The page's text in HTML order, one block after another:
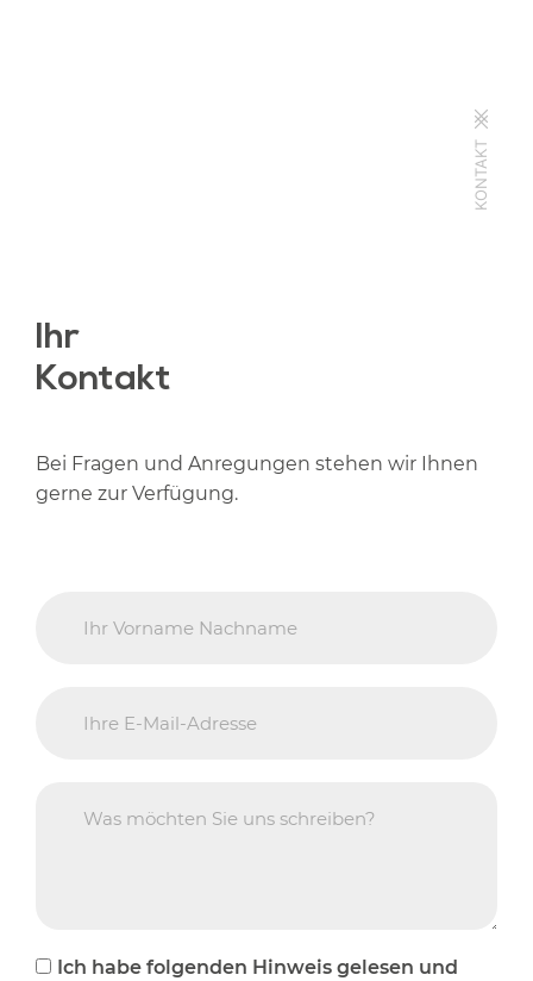
KONTAKT
Ihr
Kontakt
Bei Fragen und Anregungen stehen wir Ihnen
gerne zur Verfügung.
Ich habe folgenden Hinweis gelesen und